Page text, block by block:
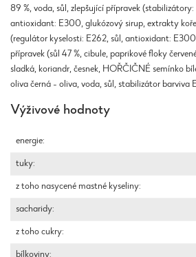
89 %, voda, sůl, zlepšující přípravek (stabilizátory:
antioxidant: E300, glukózový sirup, extrakty
(regulátor kyselosti: E262, sůl, antioxidant:
přípravek (sůl 47 %, cibule, paprikové floky
sladká, koriandr, česnek, HOŘČIČNÉ semínko
oliva černá - oliva, voda, sůl, stabilizátor barviva
Výživové hodnoty
energie:
tuky:
z toho nasycené mastné kyseliny:
sacharidy:
z toho cukry:
bílkoviny: